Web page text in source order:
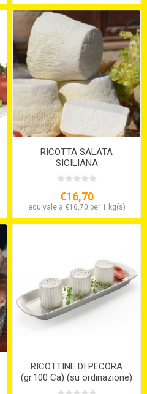
RICOTTA SALATA
SICILIANA
€16,70
equivale a €16,70 per 1 kg(s)
RICOTTINE DI PECORA
(gr.100 Ca) (su ordinazione)